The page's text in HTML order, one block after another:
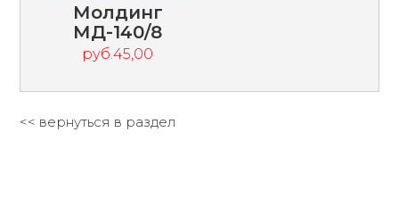
Молдинг
МД-140/8
руб.45,00
<< вернуться в раздел